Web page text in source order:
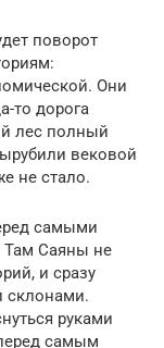
поворот
Они
то дорога
лес полный
вековой
не стало.
самыми
Там Саяны не
и сразу
склонами.
руками
самым